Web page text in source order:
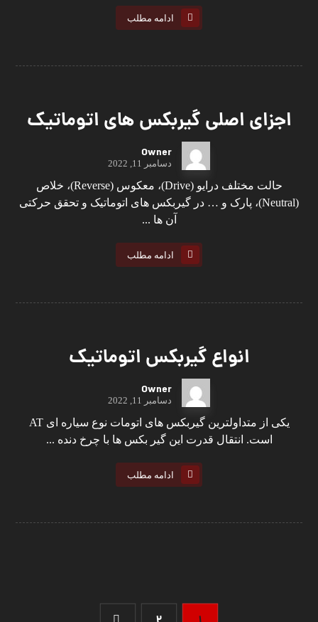
ادامه مطلب
اجزای اصلی گیربکس های اتوماتیک
Owner
دسامبر 11, 2022
حالت مختلف درایو (Drive)، معکوس (Reverse)، خلاص
(Neutral)، پارک و … در گیربکس های اتوماتیک و تحقق حرکتی
آن ها ...
ادامه مطلب
انواع گیربکس اتوماتیک
Owner
دسامبر 11, 2022
یکی از متداولترین گیربکس های اتومات نوع سیاره ای AT
است. انتقال قدرت این گیر بکس ‌ها با چرخ دنده ...
ادامه مطلب